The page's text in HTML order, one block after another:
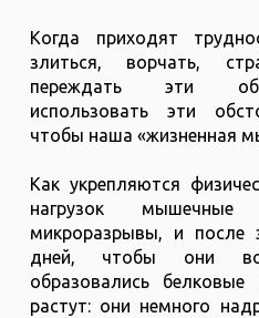
Когда приходят
злиться, ворчать,
переждать эти
использовать эти
чтобы наша «жизненная
Как укрепляются
нагрузок
микроразрывы, и после
дней, чтобы они
образовались
растут: они немного